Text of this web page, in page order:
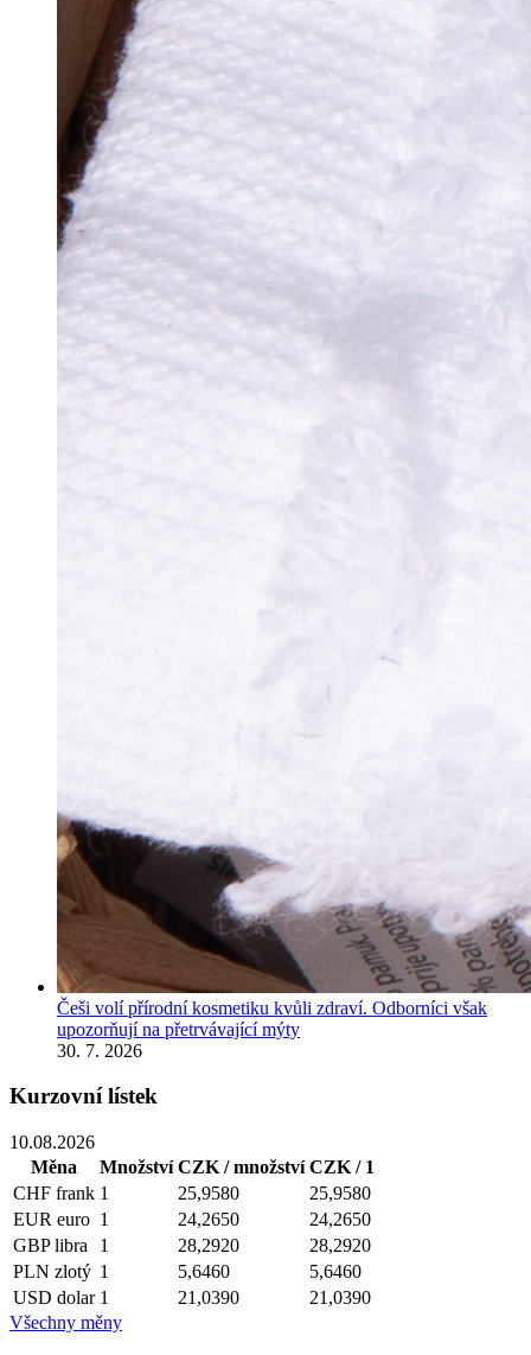
Češi volí přírodní kosmetiku kvůli zdraví. Odborníci však
upozorňují na přetrvávající mýty
30. 7. 2026
Kurzovní lístek
10.08.2026
Měna
Množství CZK / množství CZK / 1
CHF frank 1 25,9580
25,9580
EUR euro 1 24,2650
24,2650
GBP libra 1 28,2920
28,2920
PLN zlotý 1 5,6460
5,6460
USD dolar 1 21,0390
21,0390
Všechny měny